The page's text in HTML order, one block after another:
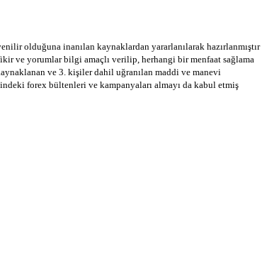
olduğuna inanılan kaynaklardan yararlanılarak hazırlanmıştır
ve yorumlar bilgi amaçlı verilip, herhangi bir menfaat sağlama
ve 3. kişiler dahil uğranılan maddi ve manevi
forex bültenleri ve kampanyaları almayı da kabul etmiş